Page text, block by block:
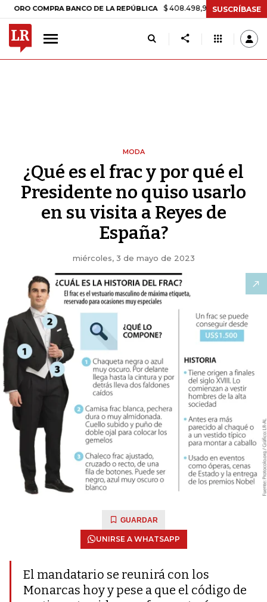
COMPRA BANCO DE LA REPÚBLICA $ 408.498,97 +$ 8.753,81 +2,19%
SUSCRÍBASE
MODA
¿Qué es el frac y por qué el
Presidente no quiso usarlo
en su visita a Reyes de
España?
miércoles, 3 de mayo de 2023
GUARDAR
UNIRSE A WHATSAPP
El mandatario se reunirá con los
Monarcas hoy y pese a que el código de